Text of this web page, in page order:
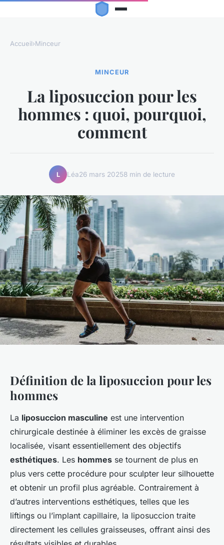
Accueil›Minceur
MINCEUR
La liposuccion pour les
hommes : quoi, pourquoi,
comment
L Léa26 mars 20258 min de lecture
Définition de la liposuccion pour les
hommes
La liposuccion masculine est une intervention
chirurgicale destinée à éliminer les excès de graisse
localisée, visant essentiellement des objectifs
esthétiques. Les hommes se tournent de plus en
plus vers cette procédure pour sculpter leur silhouette
et obtenir un profil plus agréable. Contrairement à
d’autres interventions esthétiques, telles que les
liftings ou l’implant capillaire, la liposuccion traite
directement les cellules graisseuses, offrant ainsi des